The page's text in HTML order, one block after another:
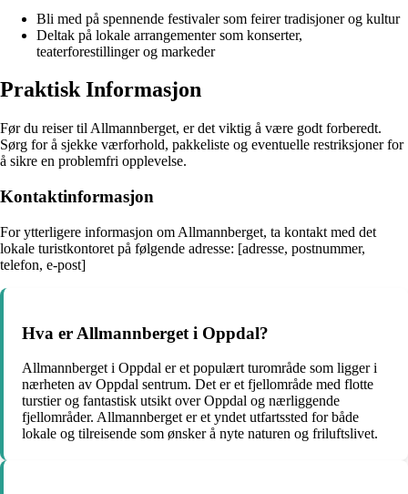
Bli med på spennende festivaler som feirer tradisjoner og kultur
Deltak på lokale arrangementer som konserter,
teaterforestillinger og markeder
Praktisk Informasjon
Før du reiser til Allmannberget, er det viktig å være godt forberedt.
Sørg for å sjekke værforhold, pakkeliste og eventuelle restriksjoner for
å sikre en problemfri opplevelse.
Kontaktinformasjon
For ytterligere informasjon om Allmannberget, ta kontakt med det
lokale turistkontoret på følgende adresse: [adresse, postnummer,
telefon, e-post]
Hva er Allmannberget i Oppdal?
Allmannberget i Oppdal er et populært turområde som ligger i
nærheten av Oppdal sentrum. Det er et fjellområde med flotte
turstier og fantastisk utsikt over Oppdal og nærliggende
fjellområder. Allmannberget er et yndet utfartssted for både
lokale og tilreisende som ønsker å nyte naturen og friluftslivet.